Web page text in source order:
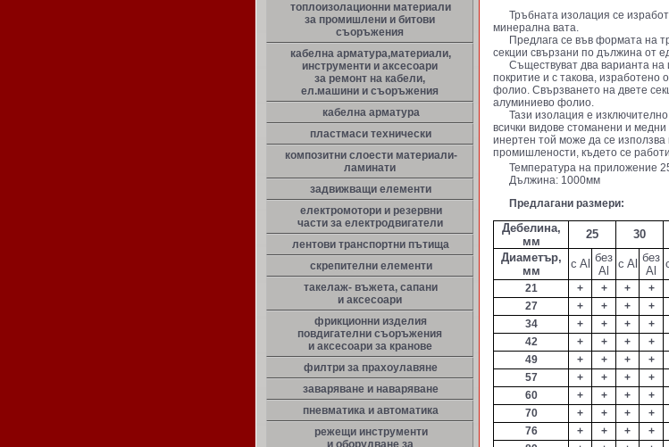
топлоизолационни материали
за промишлени и битови
съоръжения
кабелна арматура,материали,
инструменти и аксесоари
за ремонт на кабели,
ел.машини и съоръжения
кабелна арматура
пластмаси технически
композитни слоести материали-
ламинати
задвижващи елементи
електромотори и резервни
части за електродвигатели
лентови транспортни пътища
скрепителни елементи
такелаж- въжета, сапани
и аксесоари
фрикционни изделия
повдигателни съоръжения
и аксесоари за кранове
филтри за прахоулавяне
заваряване и наваряване
пневматика и автоматика
режещи инструменти
и оборудване за
Тръбната изолация се
минерална вата.
Предлага се във формата на
секции свързани по дължина от
Съществуват два варианта на
покритие и с такова, изработено
фолио. Свързването на двете
алуминиево фолио.
Тази изолация е
всички видове стоманени и
инертен той може да се
промишлености, където се
Температура на приложение
Дължина: 1000мм
Предлагани размери:
Дебелина,
мм
25 30
Диаметър,
мм
c Al без
Al
c Al без
Al
21 + + + +
27
+ + + +
34
+ + + +
42
+ + + +
49
+ + + +
57
+ + + +
60
+ + + +
70
+ + + +
76
+ + + +